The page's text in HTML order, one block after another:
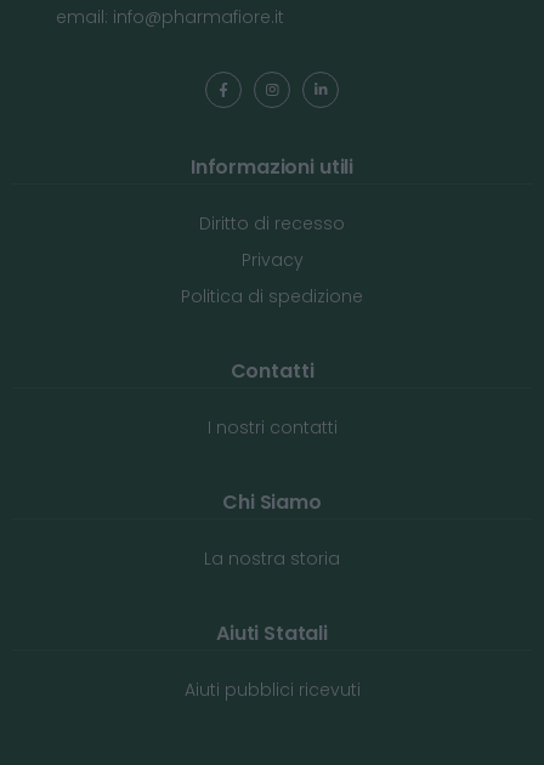
email: info@pharmafiore.it
Informazioni utili
Diritto di recesso
Privacy
Politica di spedizione
Contatti
I nostri contatti
Chi Siamo
La nostra storia
Aiuti Statali
Aiuti pubblici ricevuti